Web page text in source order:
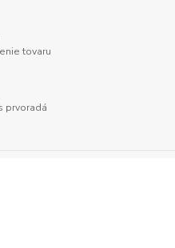
tovaru
prvoradá